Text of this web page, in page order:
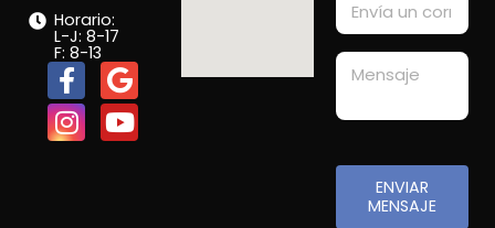
Horario:
L-J: 8-17
F: 8-13
ENVIAR
MENSAJE